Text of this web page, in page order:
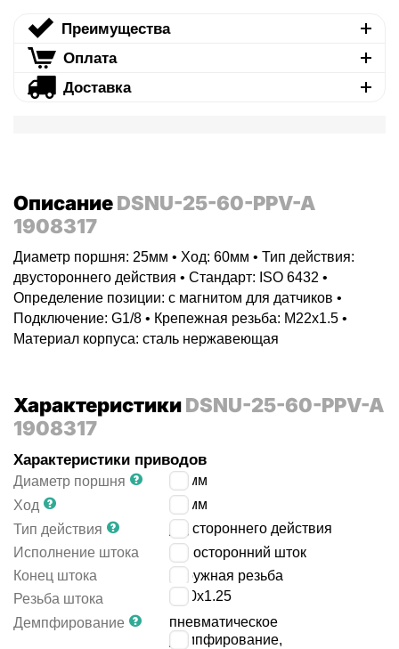
Преимущества
Оплата
Доставка
ОписаниеDSNU-25-60-PPV-A
1908317
Диаметр поршня: 25мм • Ход: 60мм • Тип действия:
двустороннего действия • Стандарт: ISO 6432 •
Определение позиции: с магнитом для датчиков •
Подключение: G1/8 • Крепежная резьба: M22x1.5 •
Материал корпуса: сталь нержавеющая
ХарактеристикиDSNU-25-60-PPV-A
1908317
Характеристики приводов
Диаметр поршня
мм
Ход
мм
Тип действия
двустороннего действия
Исполнение штока
односторонний шток
Конец штока
наружная резьба
Резьба штока
M10x1.25
Демпфирование
пневматическое
демпфирование,